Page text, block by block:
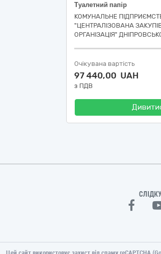
Туалетний папір
КОМУНАЛЬНЕ
"ЦЕНТРАЛІЗОВАНА
ОРГАНІЗАЦІЯ"
Очікувана вартість
97 440,00 UAH
з ПДВ